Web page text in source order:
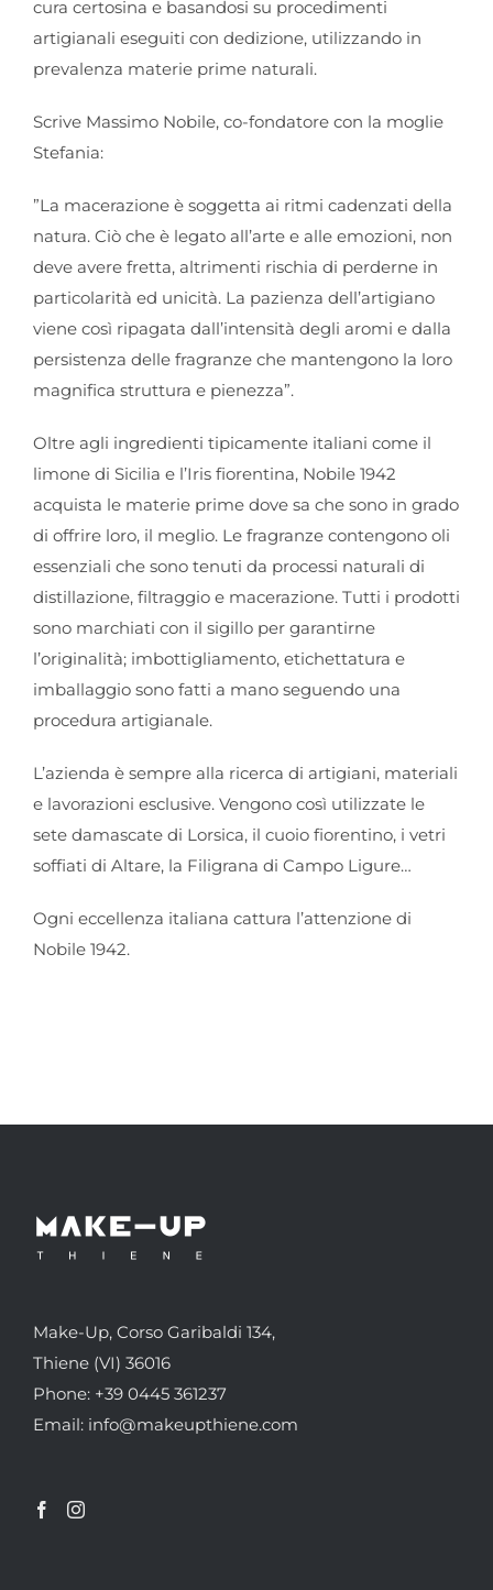
cura certosina e basandosi su procedimenti
artigianali eseguiti con dedizione, utilizzando in
prevalenza materie prime naturali.
Scrive Massimo Nobile, co-fondatore con la moglie
Stefania:
”La macerazione è soggetta ai ritmi cadenzati della
natura. Ciò che è legato all’arte e alle emozioni, non
deve avere fretta, altrimenti rischia di perderne in
particolarità ed unicità. La pazienza dell’artigiano
viene così ripagata dall’intensità degli aromi e dalla
persistenza delle fragranze che mantengono la loro
magnifica struttura e pienezza”.
Oltre agli ingredienti tipicamente italiani come il
limone di Sicilia e l’Iris fiorentina, Nobile 1942
acquista le materie prime dove sa che sono in grado
di offrire loro, il meglio. Le fragranze contengono oli
essenziali che sono tenuti da processi naturali di
distillazione, filtraggio e macerazione. Tutti i prodotti
sono marchiati con il sigillo per garantirne
l’originalità; imbottigliamento, etichettatura e
imballaggio sono fatti a mano seguendo una
procedura artigianale.
L’azienda è sempre alla ricerca di artigiani, materiali
e lavorazioni esclusive. Vengono così utilizzate le
sete damascate di Lorsica, il cuoio fiorentino, i vetri
soffiati di Altare, la Filigrana di Campo Ligure…
Ogni eccellenza italiana cattura l’attenzione di
Nobile 1942.
Make-Up, Corso Garibaldi 134,
Thiene (VI) 36016
Phone: +39 0445 361237
Email: info@makeupthiene.com